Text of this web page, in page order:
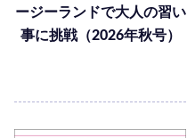
ージーランドで大人の習い
事に挑戦（2026年秋号）